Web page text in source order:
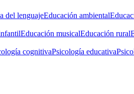
del lenguajeEducación ambiental
Educación musicalEducación rural
cognitivaPsicología educativa